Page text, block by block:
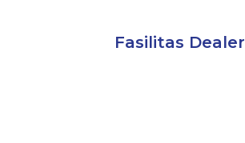
Fasilitas Dealer